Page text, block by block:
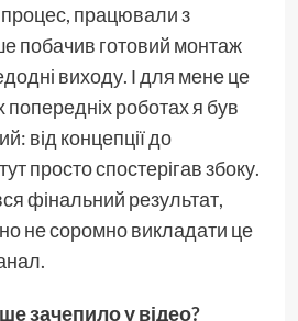
процес, працювали з
побачив готовий монтаж
виходу. І для мене це
попередніх роботах я був
від концепції до
просто спостерігав збоку.
фінальний результат,
не соромно викладати це
зачепило у відео?